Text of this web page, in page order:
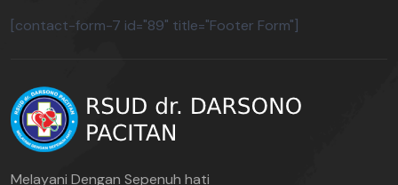
[contact-form-7 id="89" title="Footer Form"]
Melayani Dengan Sepenuh hati